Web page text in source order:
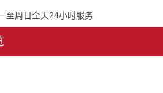
至周日全天24小时服务